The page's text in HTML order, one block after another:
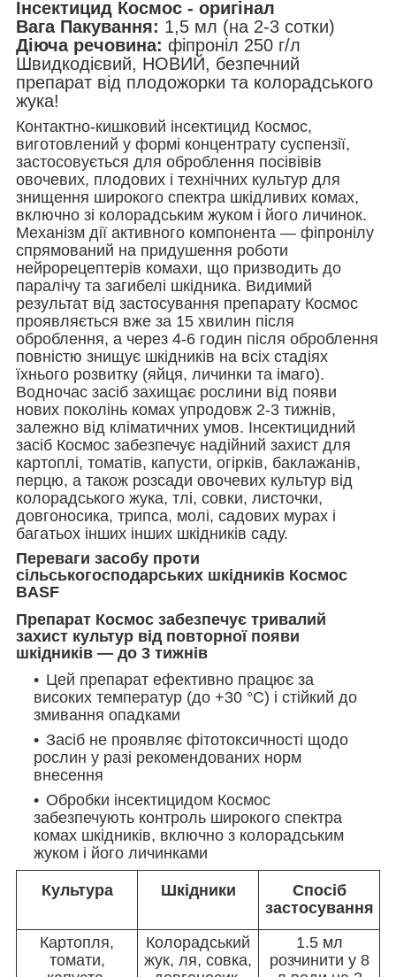
Інсектицид Космос - оригінал
Вага Пакування: 1,5 мл (на 2-3 сотки)
Діюча речовина: фіпроніл 250 г/л
Швидкодієвий, НОВИЙ, безпечний
препарат від плодожорки та колорадського
жука!
Контактно-кишковий інсектицид Космос,
виготовлений у формі концентрату суспензії,
застосовується для оброблення посівівів
овочевих, плодових і технічних культур для
знищення широкого спектра шкідливих комах,
включно зі колорадським жуком і його личинок.
Механізм дії активного компонента — фіпронілу
спрямований на придушення роботи
нейрорецептерів комахи, що призводить до
паралічу та загибелі шкідника. Видимий
результат від застосування препарату Космос
проявляється вже за 15 хвилин після
оброблення, а через 4-6 годин після оброблення
повністю знищує шкідників на всіх стадіях
їхнього розвитку (яйця, личинки та імаго).
Водночас засіб захищає рослини від появи
нових поколінь комах упродовж 2-3 тижнів,
залежно від кліматичних умов. Інсектицидний
засіб Космос забезпечує надійний захист для
картоплі, томатів, капусти, огірків, баклажанів,
перцю, а також розсади овочевих культур від
колорадського жука, тлі, совки, листочки,
довгоносика, трипса, молі, садових мурах і
багатьох інших інших шкідників саду.
Переваги засобу проти
сільськогосподарських шкідників Космос
BASF
Препарат Космос забезпечує тривалий
захист культур від повторної появи
шкідників — до 3 тижнів
Цей препарат ефективно працює за
високих температур (до +30 °C) і стійкий до
змивання опадками
Засіб не проявляє фітотоксичності щодо
рослин у разі рекомендованих норм
внесення
Обробки інсектицидом Космос
забезпечують контроль широкого спектра
комах шкідників, включно з колорадським
жуком і його личинками
Культура Шкідники
Спосіб
застосування
Картопля,
томати,
Колорадський
жук, ля, совка,
1.5 мл
розчинити у 8